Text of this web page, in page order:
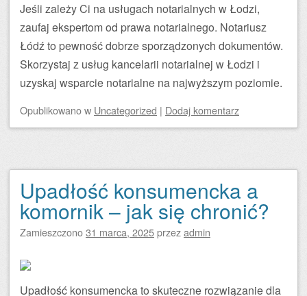
Jeśli zależy Ci na usługach notarialnych w Łodzi,
zaufaj ekspertom od prawa notarialnego. Notariusz
Łódź to pewność dobrze sporządzonych dokumentów.
Skorzystaj z usług kancelarii notarialnej w Łodzi i
uzyskaj wsparcie notarialne na najwyższym poziomie.
Opublikowanow Uncategorized | Dodaj komentarz
Upadłość konsumencka a
komornik – jak się chronić?
Zamieszczono31 marca, 2025przezadmin
Upadłość konsumencka to skuteczne rozwiązanie dla